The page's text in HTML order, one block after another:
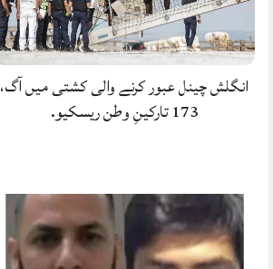
انگلش چینل عبور کرنے والی کشتی میں آگ،
173 تارکینِ وطن ریسکیو.